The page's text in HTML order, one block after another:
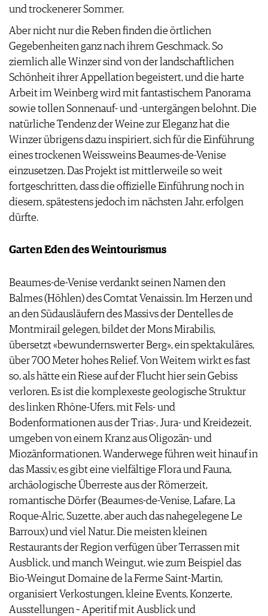
und trockenerer Sommer.
Aber nicht nur die Reben finden die örtlichen
Gegebenheiten ganz nach ihrem Geschmack. So
ziemlich alle Winzer sind von der landschaftlichen
Schönheit ihrer Appellation begeistert, und die harte
Arbeit im Weinberg wird mit fantastischem Pano­rama
sowie tollen Sonnenauf- und -untergängen belohnt. Die
natürliche Tendenz der Weine zur Eleganz hat die
Winzer übrigens dazu inspiriert, sich für die Einführung
eines trockenen Weissweins Beaumes-de-Venise
einzusetzen. Das Projekt ist mittlerweile so weit
fortgeschritten, dass die offizielle Einführung noch in
diesem, spätestens jedoch im nächsten Jahr, erfolgen
dürfte.
Garten Eden des Weintourismus
Beaumes-de-Venise verdankt seinen Namen den
Balmes (Höhlen) des Comtat Venaissin. Im Herzen und
an den Südausläufern des Massivs der Dentelles de
Montmirail gelegen, bildet der Mons Mirabilis,
übersetzt «bewundernswerter Berg», ein spektakuläres,
über 700 Meter hohes Relief. Von Weitem wirkt es fast
so, als hätte ein Riese auf der Flucht hier sein Gebiss
verloren. Es ist die komplexeste geologische Struktur
des linken Rhône-Ufers, mit Fels- und
Bodenformationen aus der Trias-, Jura- und Kreidezeit,
umgeben von einem Kranz aus Oligozän- und
Miozänformationen. Wanderwege führen weit hinauf in
das Massiv, es gibt eine vielfältige Flora und Fauna,
archäologische Überreste aus der Römerzeit,
romantische Dörfer ​​(Beaumes-de-Venise, Lafare, La
Roque-Alric, Suzette, aber auch das nahegelegene Le
Barroux) und viel Natur. Die meisten kleinen
Restaurants der Region verfügen über Terrassen mit
Ausblick, und manch Weingut, wie zum Beispiel das
Bio-Weingut Domaine de la Ferme Saint-Martin,
organisiert Verkostungen, kleine Events, Konzerte,
Ausstellungen – Aperitif mit Ausblick und